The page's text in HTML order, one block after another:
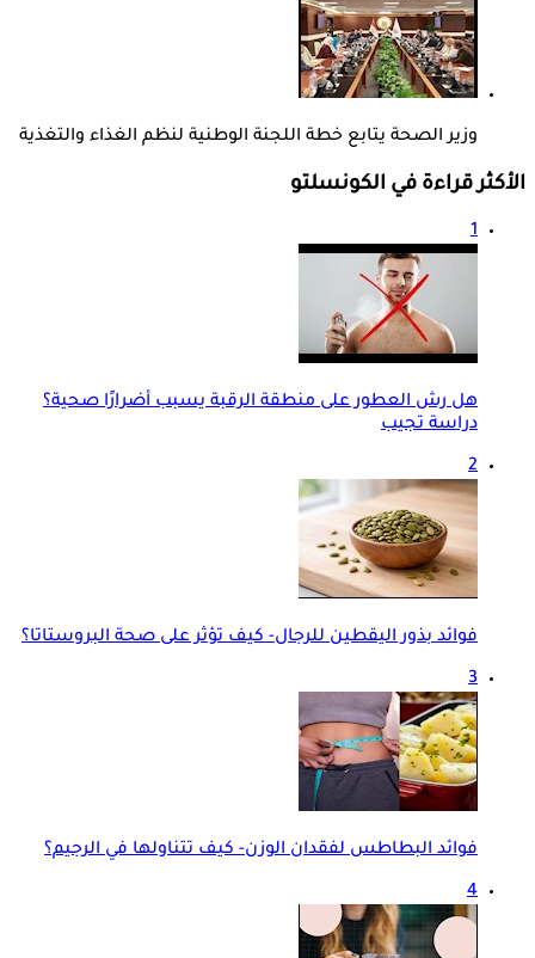
وزير الصحة يتابع خطة اللجنة الوطنية لنظم الغذاء والتغذية
الأكثر قراءة في الكونسلتو
1
هل رش العطور على منطقة الرقبة يسبب أضرارًا صحية؟
دراسة تجيب
2
فوائد بذور اليقطين للرجال- كيف تؤثر على صحة البروستاتا؟
3
فوائد البطاطس لفقدان الوزن- كيف تتناولها في الرجيم؟
4